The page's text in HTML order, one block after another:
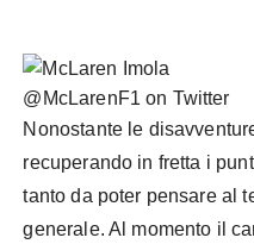
@McLarenF1 on Twitter
Nonostante le
recuperando in fretta i
tanto da poter pensare al
generale. Al momento il